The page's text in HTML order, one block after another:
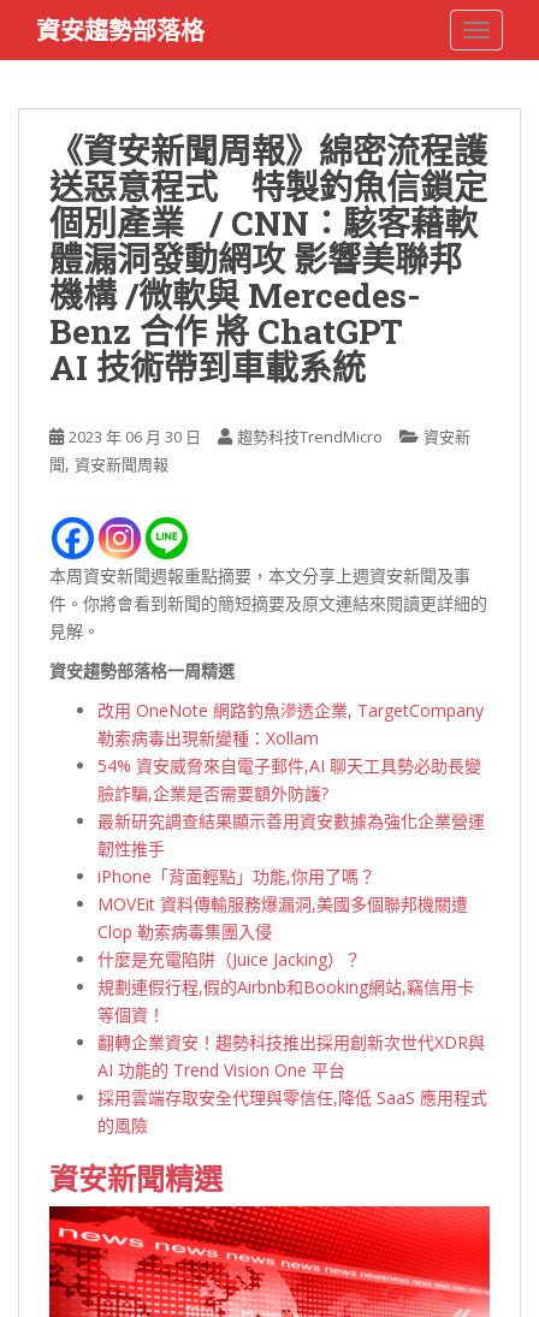
i
資安趨勢部落格
《資安新聞周報》綿密流程護
送惡意程式 特製釣魚信鎖定
個別產業 / CNN：駭客藉軟
體漏洞發動網攻 影響美聯邦
機構 /微軟與 Mercedes-
Benz 合作 將 ChatGPT
AI 技術帶到車載系統
2023 年 06 月 30 日 趨勢科技TrendMicro
資安新
聞, 資安新聞周報
本周資安新聞週報重點摘要，本文分享上週資安新聞及事
件。你將會看到新聞的簡短摘要及原文連結來閱讀更詳細的
見解。
資安趨勢部落格一周精選
改用 OneNote 網路釣魚滲透企業, TargetCompany
勒索病毒出現新變種：Xollam
54% 資安威脅來自電子郵件,AI 聊天工具勢必助長變
臉詐騙,企業是否需要額外防護?
最新研究調查結果顯示善用資安數據為強化企業營運
韌性推手
iPhone「背面輕點」功能,你用了嗎？
MOVEit 資料傳輸服務爆漏洞,美國多個聯邦機關遭
Clop 勒索病毒集團入侵
什麼是充電陷阱（Juice Jacking）？
規劃連假行程,假的Airbnb和Booking網站,竊信用卡
等個資！
翻轉企業資安！趨勢科技推出採用創新次世代XDR與
AI 功能的 Trend Vision One 平台
採用雲端存取安全代理與零信任,降低 SaaS 應用程式
的風險
資安新聞精選